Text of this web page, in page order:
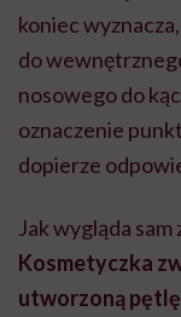
koniec
do
nosowego do
oznaczenie
dopierze
Jak wygląda
Kosmetyczka
utworzoną